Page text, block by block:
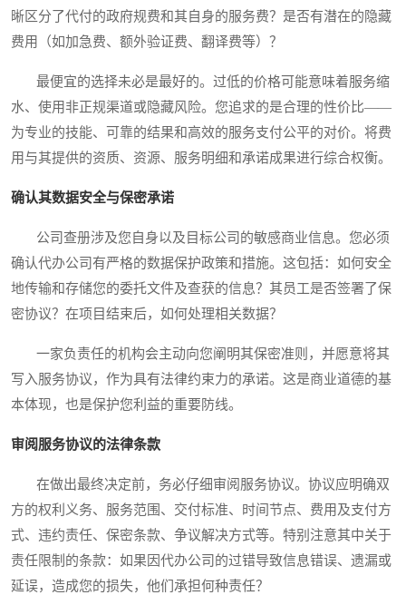
晰区分了代付的政府规费和其自身的服务费？是否有潜在的隐藏
费用（如加急费、额外验证费、翻译费等）？
最便宜的选择未必是最好的。过低的价格可能意味着服务缩
水、使用非正规渠道或隐藏风险。您追求的是合理的性价比——
为专业的技能、可靠的结果和高效的服务支付公平的对价。将费
用与其提供的资质、资源、服务明细和承诺成果进行综合权衡。
确认其数据安全与保密承诺
公司查册涉及您自身以及目标公司的敏感商业信息。您必须
确认代办公司有严格的数据保护政策和措施。这包括：如何安全
地传输和存储您的委托文件及查获的信息？其员工是否签署了保
密协议？在项目结束后，如何处理相关数据？
一家负责任的机构会主动向您阐明其保密准则，并愿意将其
写入服务协议，作为具有法律约束力的承诺。这是商业道德的基
本体现，也是保护您利益的重要防线。
审阅服务协议的法律条款
在做出最终决定前，务必仔细审阅服务协议。协议应明确双
方的权利义务、服务范围、交付标准、时间节点、费用及支付方
式、违约责任、保密条款、争议解决方式等。特别注意其中关于
责任限制的条款：如果因代办公司的过错导致信息错误、遗漏或
延误，造成您的损失，他们承担何种责任？